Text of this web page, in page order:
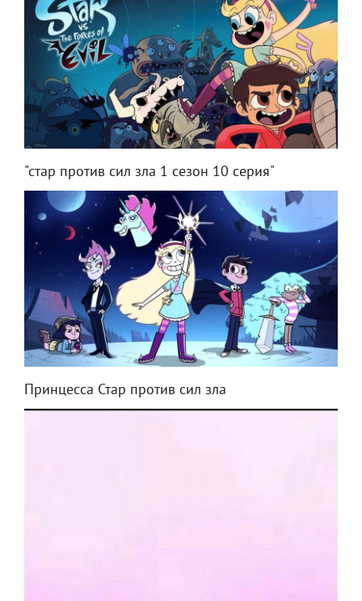
"стар против сил зла 1 сезон 10 серия"
Принцесса Стар против сил зла